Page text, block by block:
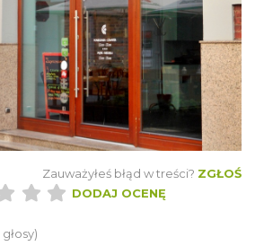
Zauważyłeś błąd w treści? ZGŁOŚ
DODAJ OCENĘ